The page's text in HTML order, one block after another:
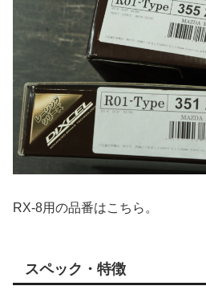
RX-8用の品番はこちら。
スペック・特徴